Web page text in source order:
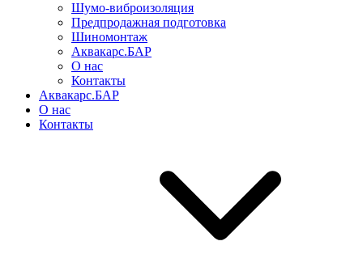
Шумо-виброизоляция
Предпродажная подготовка
Шиномонтаж
Аквакарс.БАР
О нас
Контакты
Аквакарс.БАР
О нас
Контакты